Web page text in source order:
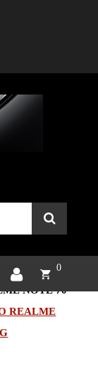
0
NOTE 70
REALME